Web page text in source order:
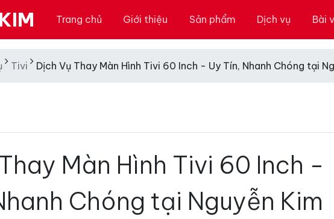
Trang chủ Giới thiệu Sản phẩm Dịch vụ Bài
Tivi Dịch Vụ Thay Màn Hình Tivi 60 Inch - Uy Tín, Nhanh Chóng tại
Màn Hình Tivi 60 Inch -
Chóng tại Nguyễn Kim